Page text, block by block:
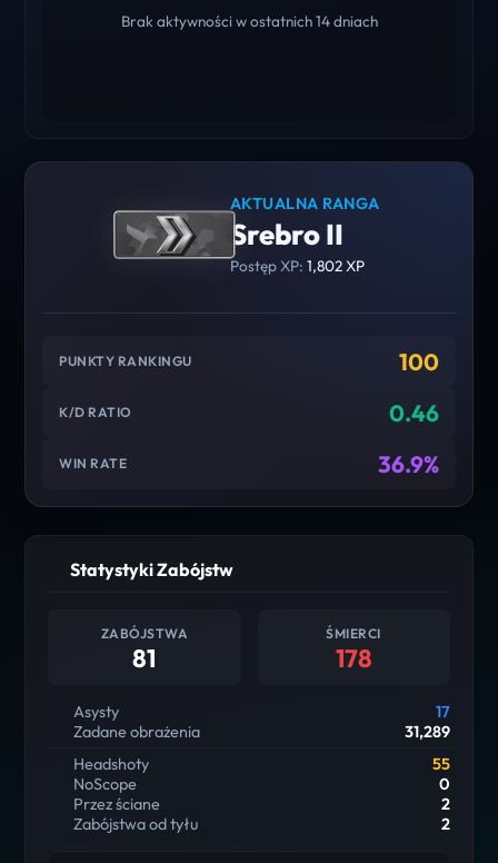
Brak aktywności w ostatnich 14 dniach
AKTUALNA RANGA
Srebro II
Postęp XP: 1,802 XP
PUNKTY RANKINGU 100
K/D RATIO 0.46
WIN RATE 36.9%
Statystyki Zabójstw
ZABÓJSTWA
81
ŚMIERCI
178
Asysty
17
Zadane obrażenia
31,289
Headshoty
55
NoScope
0
Przez ściane
2
Zabójstwa od tyłu
2